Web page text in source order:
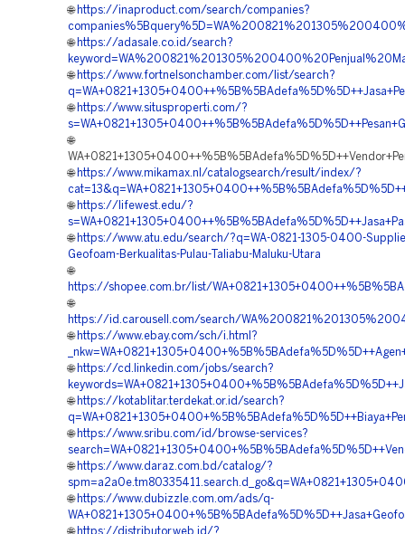
🌐 https://inaproduct.com/search/companies?
🌐 https://adasale.co.id/search?
🌐 https://www.fortnelsonchamber.com/list/search?
🌐 https://www.situsproperti.com/?
🌐
🌐 https://www.mikamax.nl/catalogsearch/result/index/?
🌐 https://lifewest.edu/?
🌐 https://www.atu.edu/search/?q=WA-0821-1305-0400-
Geofoam-Berkualitas-Pulau-Taliabu-Maluku-Utara
🌐
https://shopee.com.br/list/
🌐
https://id.carousell.com/search/
🌐 https://www.ebay.com/sch/i.html?
🌐 https://cd.linkedin.com/jobs/search?
🌐 https://kotablitar.terdekat.or.id/search?
🌐 https://www.sribu.com/id/browse-services?
🌐 https://www.daraz.com.bd/catalog/?
🌐 https://www.dubizzle.com.om/ads/q-
🌐 https://distributor.web.id/?